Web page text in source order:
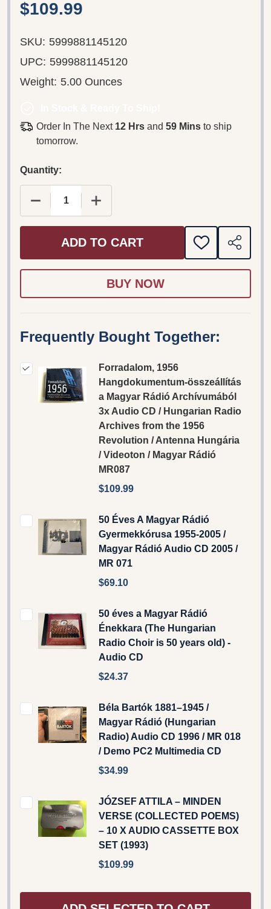
$109.99
SKU: 5999881145120
UPC: 5999881145120
Weight: 5.00 Ounces
Order In The Next 12 Hrs and59 Mins to ship
tomorrow.
Quantity:
DECREASE QUANTITY OF FORRADALOM, 1956
INCREASE QUANTITY OF
ADD TO CART
ADD
TO
SHARE
Frequently Bought Together:
Forradalom, 1956
Hangdokumentum-összeállítás
a Magyar Rádió Archívumából
3x Audio CD / Hungarian Radio
Archives from the 1956
Revolution / Antenna Hungária
/ Videoton / Magyar Rádió
MR087
$109.99
50 Éves A Magyar Rádió
Gyermekkórusa 1955-2005 /
Magyar Rádió Audio CD 2005 /
MR 071
$69.10
50 éves a Magyar Rádió
Énekkara (The Hungarian
Radio Choir is 50 years old) -
Audio CD
$24.37
Béla Bartók 1881–1945 /
Magyar Rádió (Hungarian
Radio) Audio CD 1996 / MR 018
/ Demo PC2 Multimedia CD
$34.99
JÓZSEF ATTILA – MINDEN
VERSE (COLLECTED POEMS)
– 10 X AUDIO CASSETTE BOX
SET (1993)
$109.99